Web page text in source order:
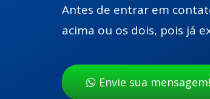
Antes de entrar em
acima ou os dois, pois já
Envie sua